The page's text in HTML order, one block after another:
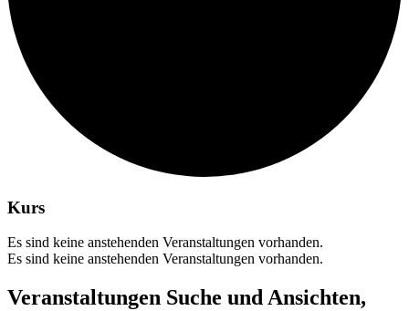
Kurs
Es sind keine anstehenden Veranstaltungen vorhanden.
Es sind keine anstehenden Veranstaltungen vorhanden.
Veranstaltungen Suche und Ansichten,